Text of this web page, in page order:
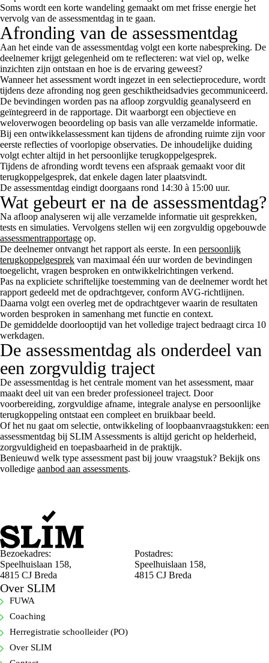
Soms wordt een korte wandeling gemaakt om met frisse energie het
vervolg van de assessmentdag in te gaan.
Afronding van de assessmentdag
Aan het einde van de assessmentdag volgt een korte nabespreking. De
deelnemer krijgt gelegenheid om te reflecteren: wat viel op, welke
inzichten zijn ontstaan en hoe is de ervaring geweest?
Wanneer het assessment wordt ingezet in een selectieprocedure, wordt
tijdens deze afronding nog geen geschiktheidsadvies gecommuniceerd.
De bevindingen worden pas na afloop zorgvuldig geanalyseerd en
geïntegreerd in de rapportage. Dit waarborgt een objectieve en
weloverwogen beoordeling op basis van alle verzamelde informatie.
Bij een ontwikkelassessment kan tijdens de afronding ruimte zijn voor
eerste reflecties of voorlopige observaties. De inhoudelijke duiding
volgt echter altijd in het persoonlijke terugkoppelgesprek.
Tijdens de afronding wordt tevens een afspraak gemaakt voor dit
terugkoppelgesprek, dat enkele dagen later plaatsvindt.
De assessmentdag eindigt doorgaans rond 14:30 à 15:00 uur.
Wat gebeurt er na de assessmentdag?
Na afloop analyseren wij alle verzamelde informatie uit gesprekken,
tests en simulaties. Vervolgens stellen wij een zorgvuldig opgebouwde
assessmentrapportage op.
De deelnemer ontvangt het rapport als eerste. In een persoonlijk
terugkoppelgesprek van maximaal één uur worden de bevindingen
toegelicht, vragen besproken en ontwikkelrichtingen verkend.
Pas na expliciete schriftelijke toestemming van de deelnemer wordt het
rapport gedeeld met de opdrachtgever, conform AVG-richtlijnen.
Daarna volgt een overleg met de opdrachtgever waarin de resultaten
worden besproken in samenhang met functie en context.
De gemiddelde doorlooptijd van het volledige traject bedraagt circa 10
werkdagen.
De assessmentdag als onderdeel van
een zorgvuldig traject
De assessmentdag is het centrale moment van het assessment, maar
maakt deel uit van een breder professioneel traject. Door
voorbereiding, zorgvuldige afname, integrale analyse en persoonlijke
terugkoppeling ontstaat een compleet en bruikbaar beeld.
Of het nu gaat om selectie, ontwikkeling of loopbaanvraagstukken: een
assessmentdag bij SLIM Assessments is altijd gericht op helderheid,
zorgvuldigheid en toepasbaarheid in de praktijk.
Benieuwd welk type assessment past bij jouw vraagstuk? Bekijk ons
volledige aanbod aan assessments.
Bezoekadres:
Speelhuislaan 158,
4815 CJ Breda
Postadres:
Speelhuislaan 158,
4815 CJ Breda
Over SLIM
FUWA
Coaching
Herregistratie schoolleider (PO)
Over SLIM